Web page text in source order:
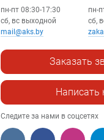
пн-пт 08:30-17:30
сб, вс выходной
mail@aks.by
пн-
сб,
Заказать
Написать
Следите за нами в соцсетях